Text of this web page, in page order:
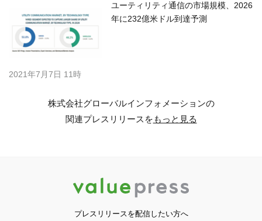
ユーティリティ通信の市場規模、2026
年に232億米ドル到達予測
2021年7月7日 11時
株式会社グローバルインフォメーションの
関連プレスリリースをもっと見る
プレスリリースを配信したい方へ